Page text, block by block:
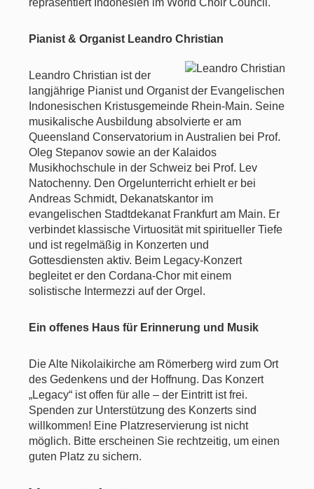
repräsentiert Indonesien im World Choir Council.
Pianist & Organist Leandro Christian
Leandro Christian ist der
langjährige Pianist und Organist der Evangelischen
Indonesischen Kristusgemeinde Rhein-Main. Seine
musikalische Ausbildung absolvierte er am
Queensland Conservatorium in Australien bei Prof.
Oleg Stepanov sowie an der Kalaidos
Musikhochschule in der Schweiz bei Prof. Lev
Natochenny. Den Orgelunterricht erhielt er bei
Andreas Schmidt, Dekanatskantor im
evangelischen Stadtdekanat Frankfurt am Main. Er
verbindet klassische Virtuosität mit spiritueller Tiefe
und ist regelmäßig in Konzerten und
Gottesdiensten aktiv. Beim Legacy-Konzert
begleitet er den Cordana-Chor mit einem
solistische Intermezzi auf der Orgel.
Ein offenes Haus für Erinnerung und Musik
Die Alte Nikolaikirche am Römerberg wird zum Ort
des Gedenkens und der Hoffnung. Das Konzert
„Legacy“ ist offen für alle – der Eintritt ist frei.
Spenden zur Unterstützung des Konzerts sind
willkommen! Eine Platzreservierung ist nicht
möglich. Bitte erscheinen Sie rechtzeitig, um einen
guten Platz zu sichern.